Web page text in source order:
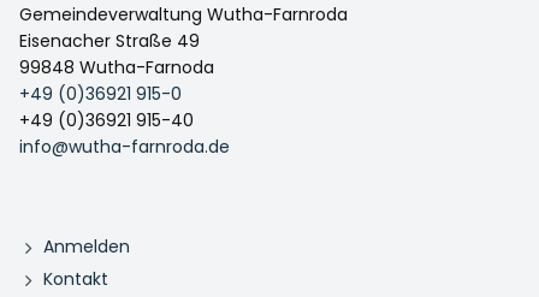
Gemeindeverwaltung Wutha-Farnroda
Eisenacher Straße 49
99848 Wutha-Farnoda
+49 (0)36921 915-0
+49 (0)36921 915-40
info@wutha-farnroda.de
Anmelden
Kontakt